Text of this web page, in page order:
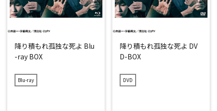
降り積もれ孤独な死よ Blu
-ray BOX
Blu-ray
降り積もれ孤独な死よ DV
D-BOX
DVD